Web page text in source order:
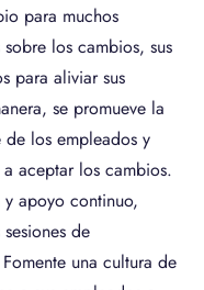
para muchos
los cambios, sus
para aliviar sus
se promueve la
los empleados y
aceptar los cambios.
apoyo continuo,
de
una cultura de